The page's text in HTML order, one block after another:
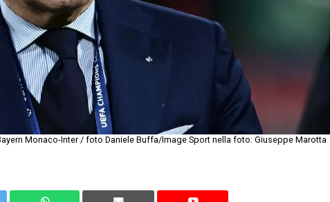
Monaco-Inter / foto Daniele Buffa/Image Sport nella foto: Giuseppe Marotta